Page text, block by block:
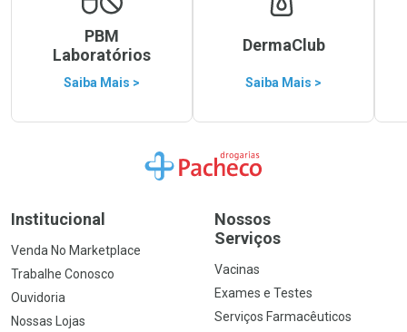
PBM
Laboratórios
Saiba Mais >
DermaClub
Saiba Mais >
Ir para a Home
Institucional
Venda No Marketplace
Trabalhe Conosco
Ouvidoria
Nossas Lojas
Nossos
Serviços
Vacinas
Exames e Testes
Serviços Farmacêuticos